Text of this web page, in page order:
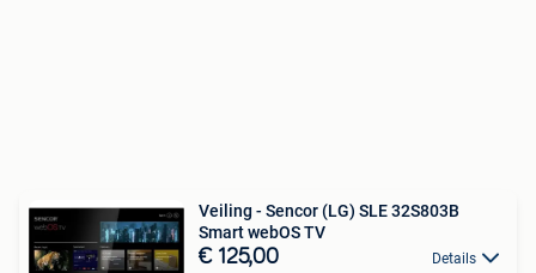
Veiling - Sencor (LG) SLE 32S803B
Smart webOS TV
€ 125,00 Details